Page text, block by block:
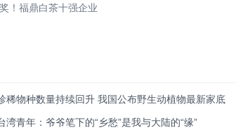
！福鼎白茶十强企业
稀物种数量持续回升 我国公布野生动植物最新家底
湾青年：爷爷笔下的“乡愁”是我与大陆的“缘”